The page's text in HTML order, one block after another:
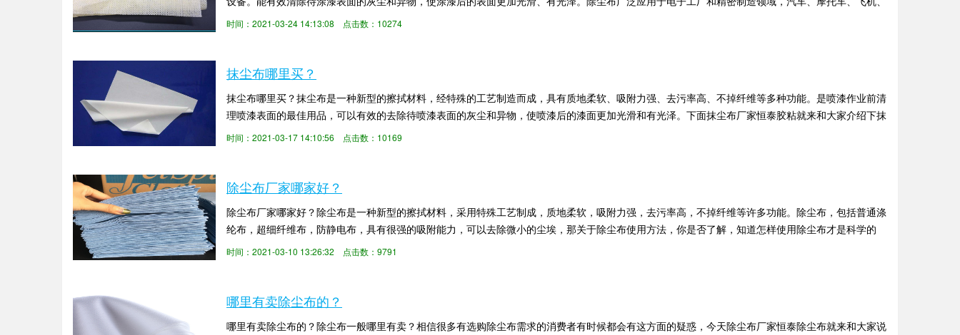
高档塑料件的喷漆或涂装前的预处理。那...
时间：2021-03-24 14:13:08 点击数：10274
抹尘布哪里买？
抹尘布哪里买？抹尘布是一种新型的擦拭材料，经特殊的工艺制造而成，具有质地柔软、吸附力强、去污率高、不掉纤维等多种功能。是喷漆作业前清
理喷漆表面的最佳用品，可以有效的去除待喷漆表面的灰尘和异物，使喷漆后的漆面更加光滑和有光泽。下面抹尘布厂家恒泰胶粘就来和大家介绍下抹
尘布哪里买？该除尘布广泛应用于电子厂...
时间：2021-03-17 14:10:56 点击数：10169
除尘布厂家哪家好？
除尘布厂家哪家好？除尘布是一种新型的擦拭材料，采用特殊工艺制成，质地柔软，吸附力强，去污率高，不掉纤维等许多功能。除尘布，包括普通涤
纶布，超细纤维布，防静电布，具有很强的吸附能力，可以去除微小的尘埃，那关于除尘布使用方法，你是否了解，知道怎样使用除尘布才是科学的
吗？接下来除尘布生产厂家无锡恒泰胶粘就...
时间：2021-03-10 13:26:32 点击数：9791
哪里有卖除尘布的？
哪里有卖除尘布的？除尘布一般哪里有卖？相信很多有选购除尘布需求的消费者有时候都会有这方面的疑惑，今天除尘布厂家恒泰除尘布就来和大家说